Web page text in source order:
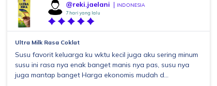
@reki.jaelani INDONESIA
7 hari yang lalu
Ultra Milk Rasa Coklat
Susu favorit keluarga ku wktu kecil juga aku sering minum
susu ini rasa nya enak banget manis nya pas, susu nya
juga mantap banget Harga ekonomis mudah d...